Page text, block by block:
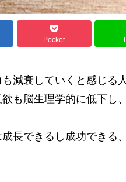
Pocket
減衰していくと感じる
も脳生理学的に低下し
長できるし成功できる